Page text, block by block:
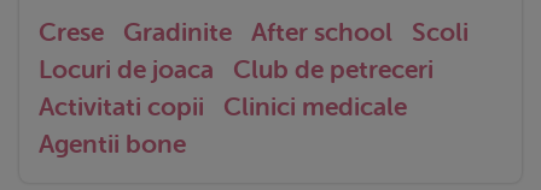
Crese Gradinite After school
Scoli
Locuri de joaca
Club de petreceri
Activitati copii
Clinici medicale
Agentii bone